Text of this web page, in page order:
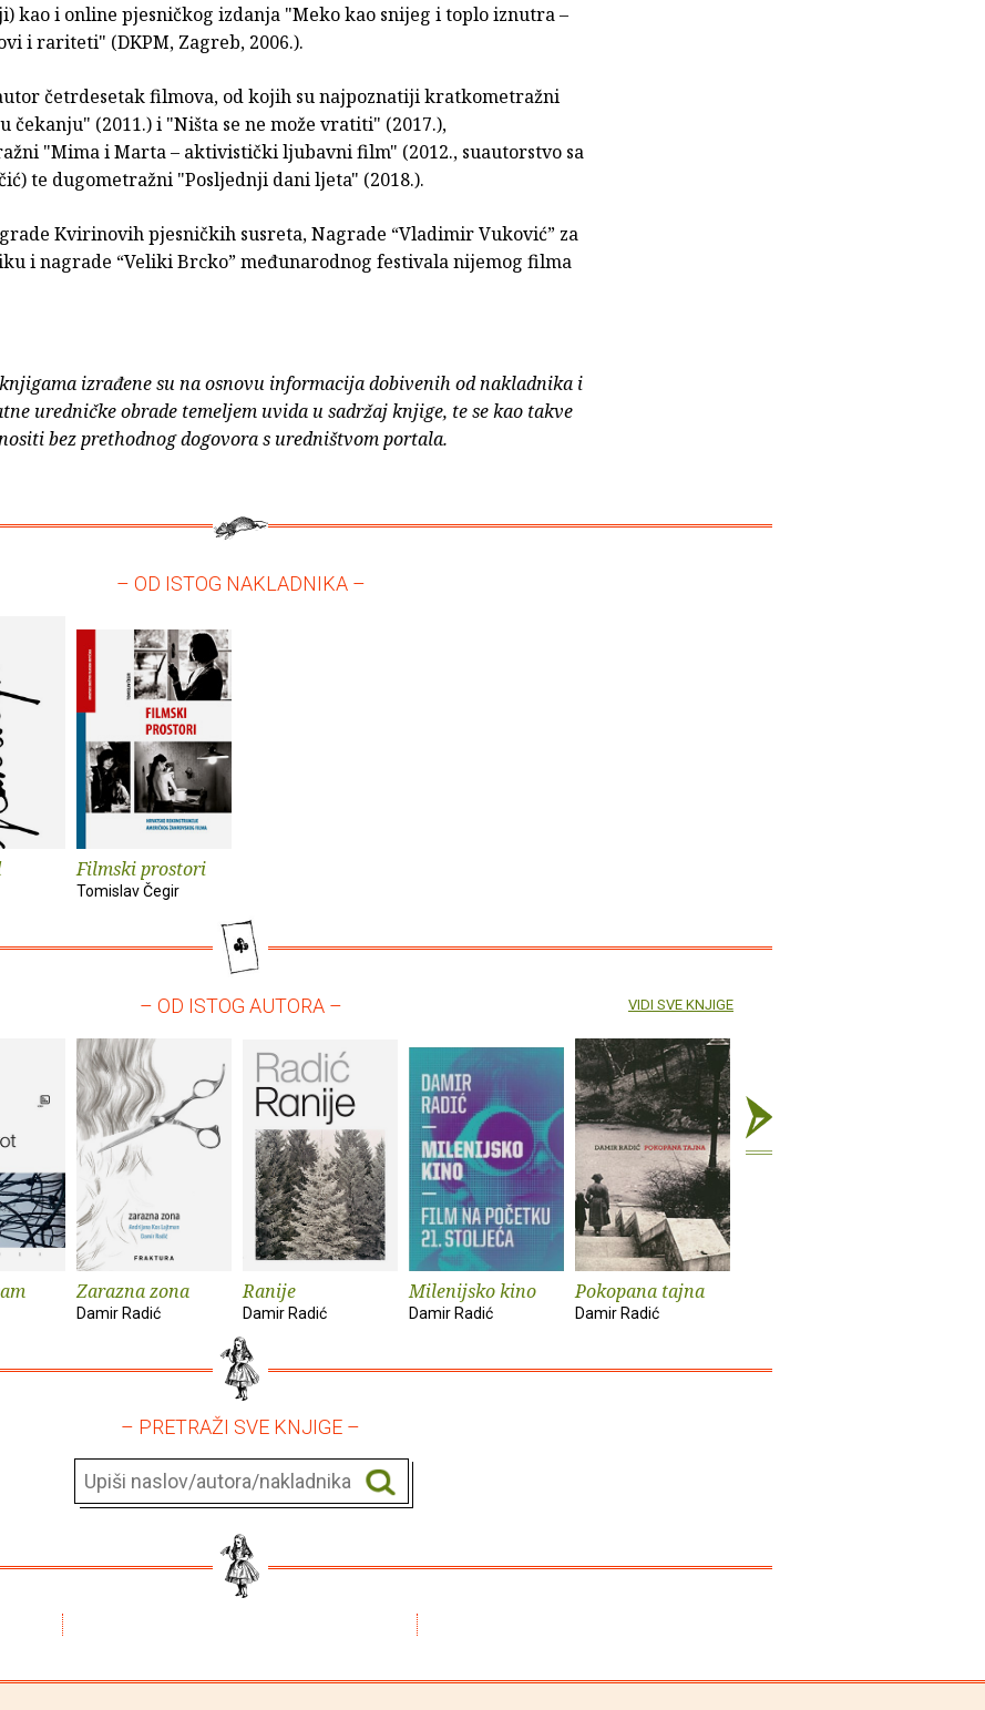
kao i online pjesničkog izdanja "Meko kao snijeg i toplo iznutra –
i rariteti" (DKPM, Zagreb, 2006.).
četrdesetak filmova, od kojih su najpoznatiji kratkometražni
čekanju" (2011.) i "Ništa se ne može vratiti" (2017.),
"Mima i Marta – aktivistički ljubavni film" (2012., suautorstvo sa
te dugometražni "Posljednji dani ljeta" (2018.).
Kvirinovih pjesničkih susreta, Nagrade “Vladimir Vuković” za
i nagrade “Veliki Brcko” međunarodnog festivala nijemog filma
izrađene su na osnovu informacija dobivenih od nakladnika i
uredničke obrade temeljem uvida u sadržaj knjige, te se kao takve
bez prethodnog dogovora s uredništvom portala.
– OD ISTOG NAKLADNIKA –
Filmski prostori
Tomislav Čegir
– OD ISTOG AUTORA –
Zarazna zona
Damir Radić
Ranije
Damir Radić
Milenijsko kino
Damir Radić
Pokopana tajna
Damir Radić
VIDI SVE KNJIGE
– PRETRAŽI SVE KNJIGE –